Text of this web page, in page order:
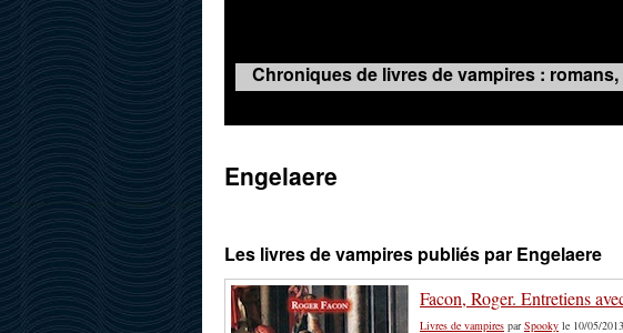
Chroniques de livres de vampires : romans,
Engelaere
Les livres de vampires publiés par Engelaere
Facon, Roger. Entretiens
Livres de vampires parSpooky le 10/05/